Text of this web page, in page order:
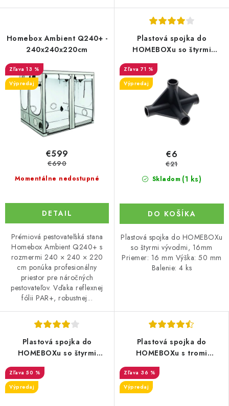
Homebox Ambient Q240+ -
240x240x220cm
13 %
Výpredaj
Momentálne nedostupné
€599
€690
DETAIL
Prémiová pestovateľská stana
Homebox Ambient Q240+ s
rozmermi 240 × 240 × 220
cm ponúka profesionálny
priestor pre náročných
pestovateľov. Vďaka reflexnej
fólii PAR+, robustnej...
Plastová spojka do
HOMEBOXu so štyrmi
71 %
Výpredaj
Skladom (1 ks)
€6
€21
DO KOŠÍKA
Plastová spojka do HOMEBOXu
so štyrmi vývodmi, 16mm
Priemer: 16 mm Výška: 50 mm
Balenie: 4 ks
Plastová spojka do
HOMEBOXu so štyrmi
vývodmi, 22 mm
50 %
Výpredaj
Plastová spojka do
HOMEBOXu s tromi
vývodmi, 22 mm
36 %
Výpredaj